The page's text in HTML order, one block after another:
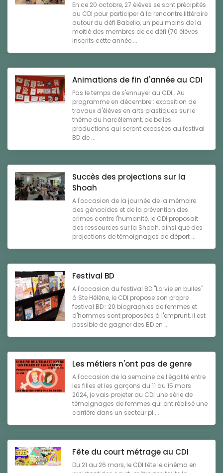
En ce 20 octobre, 27 élèves se sont précipités
au CDI pour participer à la rencontre littéraire
autour du défi Babelio, un peu moins de la
moitié des membres de ce défi (70 élèves
inscrits cette année ...
Animations de fin d'année au CDI
Pas le temps de s'ennuyer au CDI...Au
programme en décembre : exposition de
travaux d'élèves en arts plastiques sur le
thème du harcèlement, de belles
productions qui seront exposées au festival
BD de ...
Succès des projections sur la
Shoah
A l'occasion de la journée de la mémoire
des génocides et de la prévention des
crimes contre l'humanité, le CDI proposait
des ressources sur la Shoah, ainsi que des
projections de témoignages de déport ...
Festival BD
A l'occasion du festival BD "La vie en bulles"
à Ste Hélène, le CDI propose son propre
festival BD : 20 biographies de femmes et
d'hommes sont proposées à l'emprunt, il est
possible de gagner des BD en ...
Les métiers n'ont pas de genre
A l'occasion de la semaine de l'égalité entre
les filles et les garçons du 11 au 15 mars
2024, je vais projeter au CDI une série de
témoignages de femmes qui ont réalisé une
carrière dans un secteur pl ...
Fête du court métrage au CDI
Du 21 au 26 mars, le CDI fête le cinéma en